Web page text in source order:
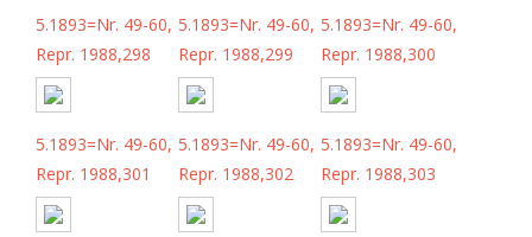
5.1893=Nr. 49-60,
Repr. 1988,298
5.1893=Nr. 49-60,
Repr. 1988,299
5.1893=Nr. 49-60,
Repr. 1988,300
5.1893=Nr. 49-60,
Repr. 1988,301
5.1893=Nr. 49-60,
Repr. 1988,302
5.1893=Nr. 49-60,
Repr. 1988,303